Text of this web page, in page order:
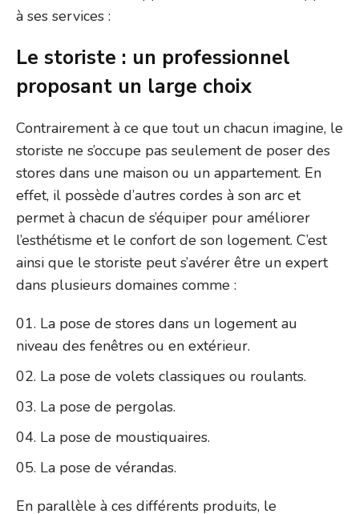
à ses services :
Le storiste : un professionnel
proposant un large choix
Contrairement à ce que tout un chacun imagine, le
storiste ne s’occupe pas seulement de poser des
stores dans une maison ou un appartement. En
effet, il possède d’autres cordes à son arc et
permet à chacun de s’équiper pour améliorer
l’esthétisme et le confort de son logement. C’est
ainsi que le storiste peut s’avérer être un expert
dans plusieurs domaines comme :
La pose de stores dans un logement au
niveau des fenêtres ou en extérieur.
La pose de volets classiques ou roulants.
La pose de pergolas.
La pose de moustiquaires.
La pose de vérandas.
En parallèle à ces différents produits, le